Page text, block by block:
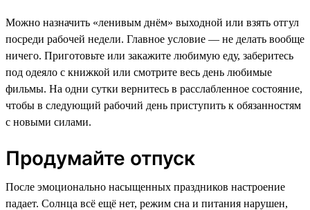
Можно назначить «ленивым днём» выходной или взять отгул
посреди рабочей недели. Главное условие — не делать вообще
ничего. Приготовьте или закажите любимую еду, заберитесь
под одеяло с книжкой или смотрите весь день любимые
фильмы. На одни сутки вернитесь в расслабленное состояние,
чтобы в следующий рабочий день приступить к обязанностям
с новыми силами.
Продумайте отпуск
После эмоционально насыщенных праздников настроение
падает. Солнца всё ещё нет, режим сна и питания нарушен,